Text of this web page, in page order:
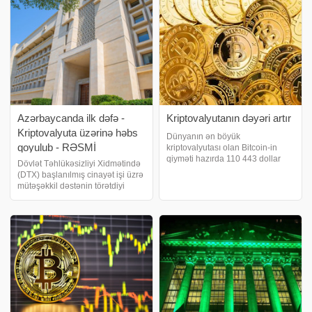
verir. Məlumata görə, bazarın
ümum
Azərbaycanda ilk dəfə -
Kriptovalyuta üzərinə həbs
qoyulub - RƏSMİ
Dövlət Təhlükəsizliyi Xidmətində
(DTX) başlanılmış cinayət işi üzrə
mütəşəkkil dəstənin törətdiyi
qoyulub. DVX: Kriptovalyutadan
qazanan şəxslər VÖEN alıb vergi
ödəməlidirlər
Kriptovalyutanın dəyəri artır
Dünyanın ən böyük
kriptovalyutası olan Bitcoin-in
qiyməti hazırda 110 443 dollar
mərkəzinə çevrilib. Son 24
saatda isə onun dəyər